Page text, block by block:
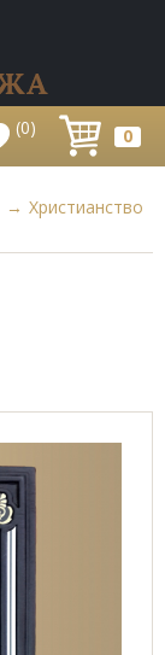
(0) 0
→ Христианство